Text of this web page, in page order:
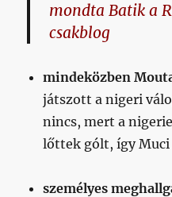
mondta Batik a
csakblog
mindeközben
játszott a nigeri
nincs, mert a
lőttek gólt, így Muci
személyes